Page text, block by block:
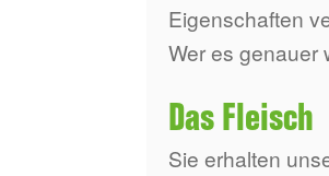
Eigenschaften
Wer es genauer
Das Fleisch
Sie erhalten